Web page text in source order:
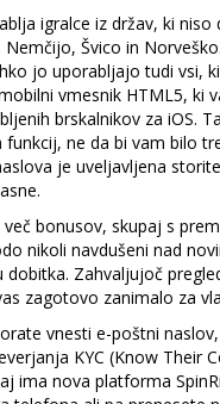
igralce iz držav, ki niso
Švico in
jo uporabljajo tudi vsi,
vmesnik HTML5, ki
brskalnikov za iOS.
ne da bi vam bilo
je uveljavljena
več bonusov, skupaj s
nikoli navdušeni nad
Zahvaljujoč
zagotovo zanimalo za
vnesti e-poštni
KYC (Know Their
ima nova platforma